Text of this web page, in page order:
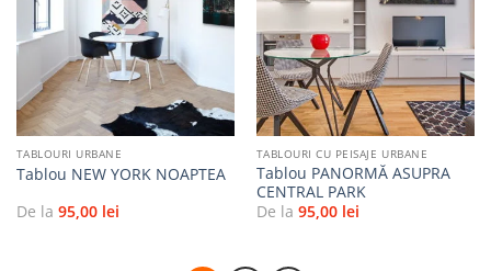
Adaugă
la
TABLOURI URBANE
Tablou NEW YORK NOAPTEA
De la 95,00 lei
Adaugă
favorite
TABLOURI CU PEISAJE URBANE
Tablou PANORMĂ ASUPRA
CENTRAL PARK
De la 95,00 lei